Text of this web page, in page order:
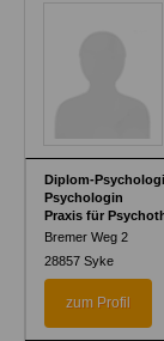
Diplom-
Psychologin
Praxis für
Bremer Weg 2
28857 Syke
zum Profil